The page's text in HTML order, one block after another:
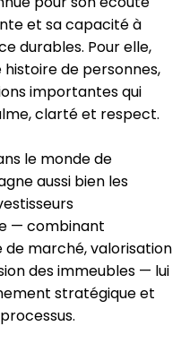
et sa capacité à
durables. Pour elle,
de personnes,
importantes qui
clarté et respect.
le monde de
aussi bien les
— combinant
marché, valorisation
des immeubles — lui
stratégique et